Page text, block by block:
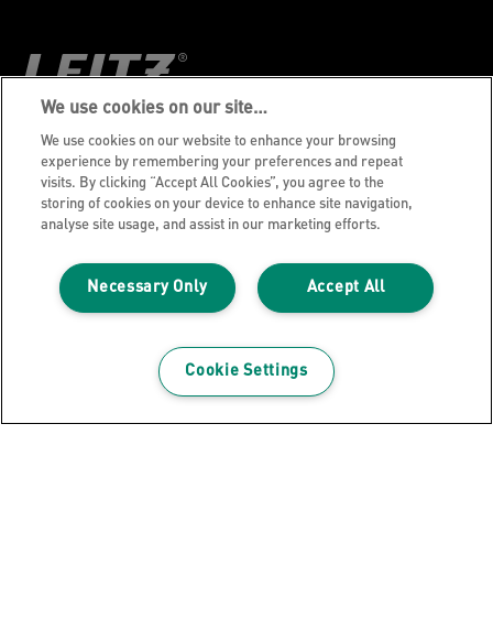
Registrati alla newsletter
Rimani sempre aggiornato sugli eventi Leitz, sui
nuovi prodotti e sulle offerte promozionali
We use cookies on our site…
We use cookies on our website to enhance your browsing
experience by remembering your preferences and repeat
visits. By clicking “Accept All Cookies”, you agree to the
storing of cookies on your device to enhance site navigation,
analyse site usage, and assist in our marketing efforts.
Accept All
Necessary Only
Cookie Settings